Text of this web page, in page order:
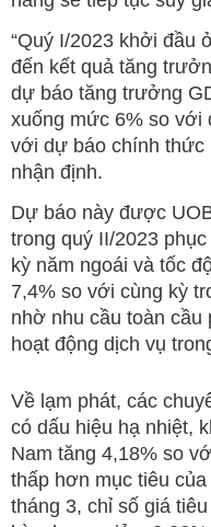
“Quý I/2023 khởi đầu
đến kết quả tăng
dự báo tăng trưởng
xuống mức 6% so với
với dự báo chính thức
nhận định.
Dự báo này được
trong quý II/2023
kỳ năm ngoái và tốc
7,4% so với cùng kỳ
nhờ nhu cầu toàn cầu
hoạt động dịch vụ
Về lạm phát, các
có dấu hiệu hạ nhiệt,
Nam tăng 4,18% so
thấp hơn mục tiêu
tháng 3, chỉ số giá